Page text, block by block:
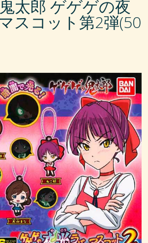
太郎 ゲゲゲの夜
スコット第2弾(50